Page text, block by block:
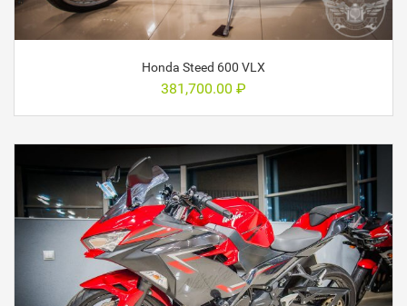
Honda Steed 600 VLX
381,700.00 ₽